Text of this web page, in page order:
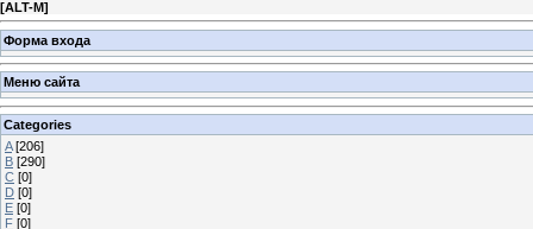
[ALT-M]
Форма входа
Меню сайта
Categories
A [206]
B [290]
C [0]
D [0]
E [0]
F [0]